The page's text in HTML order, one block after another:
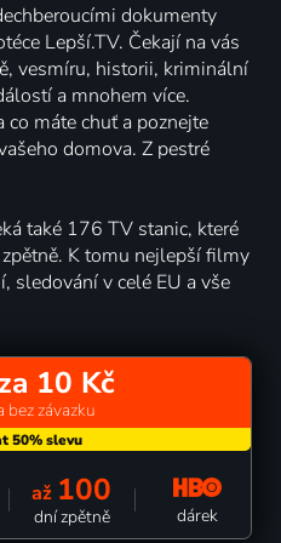
dokumenty
Lepší.TV. Čekají na vás
vesmíru, historii, kriminální
a mnohem více.
co máte chuť a poznejte
domova. Z pestré
také 176 TV stanic, které
K tomu nejlepší filmy
sledování v celé EU a vše
10 Kč
bez závazku
až 100
dní zpětně dárek